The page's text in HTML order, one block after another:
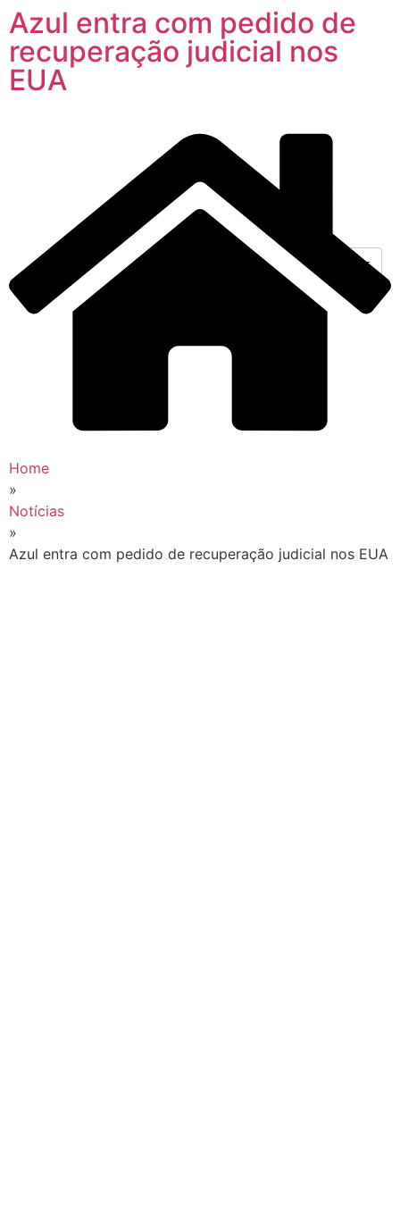
Azul entra com pedido de
recuperação judicial nos
EUA
Home
»
Notícias
»
Azul entra com pedido de recuperação judicial nos EUA